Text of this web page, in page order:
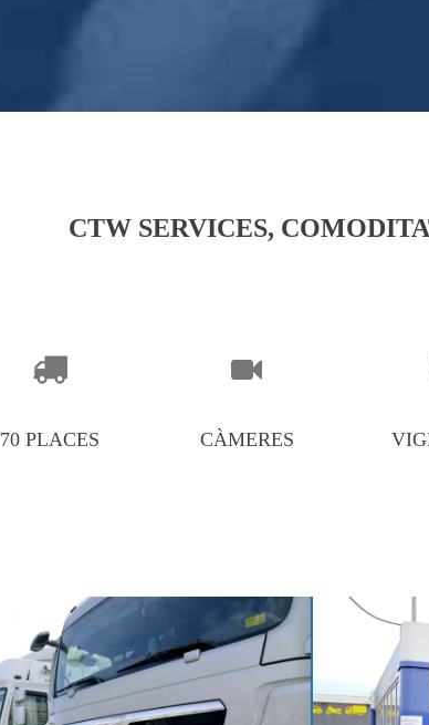
CTW SERVICES,
70 PLACES CÀMERES
Parking